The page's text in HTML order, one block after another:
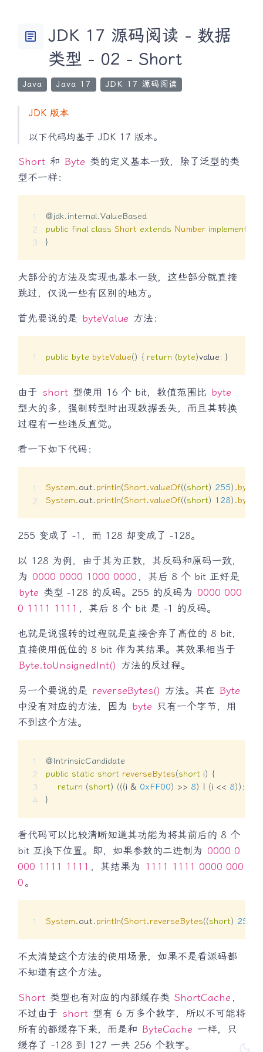
article
JDK 17 源码阅读 - 数据
类型 - 02 - Short
Java Java 17 JDK 17 源码阅读
JDK 版本
以下代码均基于 JDK 17 版本。
Short 和 Byte 类的定义基本一致，除了泛型的类
型不一样：
@jdk.internal.ValueBased
public final class Short extends Number implements
}
大部分的方法及实现也基本一致，这些部分就直接
跳过，仅说一些有区别的地方。
首先要说的是 byteValue 方法：
public byte byteValue() { return (byte)value; }
由于 short 型使用 16 个 bit，数值范围比 byte
型大的多，强制转型时出现数据丢失，而且其转换
过程有一些违反直觉。
看一下如下代码：
System.out.println(Short.valueOf((short) 255) .
System.out.println(Short.valueOf((short) 128) .
255 变成了 -1，而 128 却变成了 -128。
以 128 为例，由于其为正数，其反码和原码一致，
为 0000 0000 1000 0000 ，其后 8 个 bit 正好是
byte 类型 -128 的反码。255 的反码为 0000 000
0 1111 1111 ，其后 8 个 bit 是 -1 的反码。
也就是说强转的过程就是直接舍弃了高位的 8 bit，
直接使用低位的 8 bit 作为其结果。其效果相当于
Byte.toUnsignedInt() 方法的反过程。
另一个要说的是 reverseBytes() 方法。其在 Byte
中没有对应的方法，因为 byte 只有一个字节，用
不到这个方法。
@IntrinsicCandidate
public static short reverseBytes(short i) {
return (short) (((i & 0xFF00) >> 8) | (i << 8)) ;
}
看代码可以比较清晰知道其功能为将其前后的 8 个
bit 互换下位置。即，如果参数的二进制为 0000 0
000 1111 1111 ，其结果为 1111 1111 0000 000
0 。
System.out.println(Short.reverseBytes((short) 255
不太清楚这个方法的使用场景，如果不是看源码都
不知道有这个方法。
Short 类型也有对应的内部缓存类 ShortCache ，
不过由于 short 型有 6 万多个数字，所以不可能将
所有的都缓存下来，而是和 ByteCache 一样，只
缓存了 -128 到 127 一共 256 个数字。